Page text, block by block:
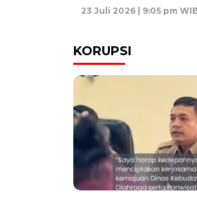
23 Juli 2026 | 9:05 pm
KORUPSI